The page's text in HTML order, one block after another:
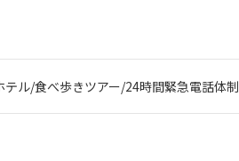
ル/食べ歩きツアー/24時間緊急電話体制